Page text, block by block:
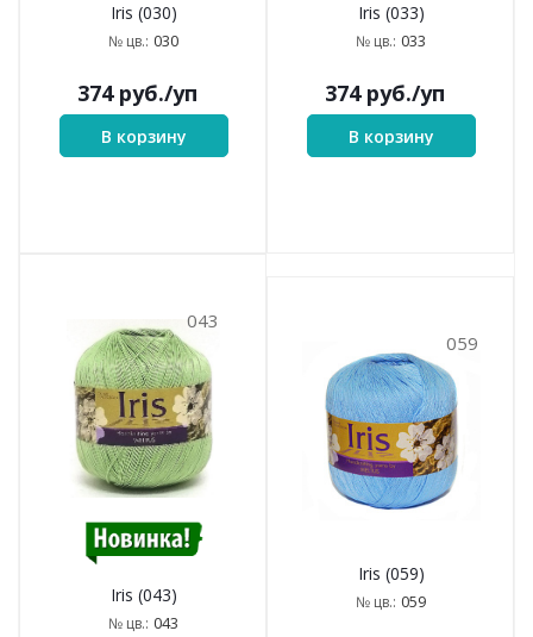
Iris (030)
№ цв.: 030
374руб./уп
В корзину
Iris (033)
№ цв.: 033
374руб./уп
В корзину
043
Iris (043)
№ цв.: 043
059
Iris (059)
№ цв.: 059